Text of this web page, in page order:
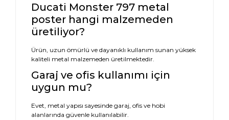
Ducati Monster 797 metal
poster hangi malzemeden
üretiliyor?
Ürün, uzun ömürlü ve dayanıklı kullanım sunan yüksek
kaliteli metal malzemeden üretilmektedir.
Garaj ve ofis kullanımı için
uygun mu?
Evet, metal yapısı sayesinde garaj, ofis ve hobi
alanlarında güvenle kullanılabilir.